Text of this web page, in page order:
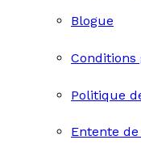
Blogue
Politique
Entente